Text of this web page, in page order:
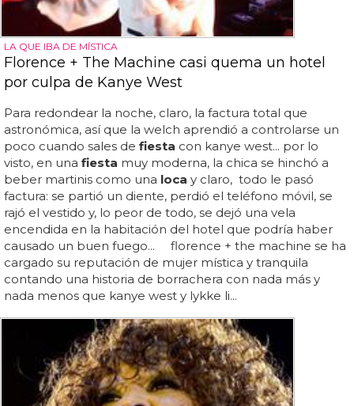
LA QUE IBA DE MÍSTICA
Florence + The Machine casi quema un hotel
por culpa de Kanye West
Para redondear la noche, claro, la factura total que
astronómica, así que la welch aprendió a controlarse un
poco cuando sales de fiesta con kanye west... por lo
visto, en una fiesta muy moderna, la chica se hinchó a
beber martinis como una loca y claro, todo le pasó
factura: se partió un diente, perdió el teléfono móvil, se
rajó el vestido y, lo peor de todo, se dejó una vela
encendida en la habitación del hotel que podría haber
causado un buen fuego... florence + the machine se ha
cargado su reputación de mujer mística y tranquila
contando una historia de borrachera con nada más y
nada menos que kanye west y lykke li...